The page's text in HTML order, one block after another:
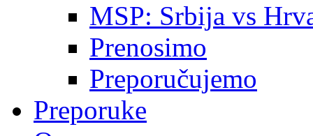
MSP: Srbija vs
Prenosimo
Preporučujemo
Preporuke